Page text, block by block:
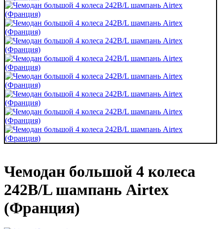
Чемодан большой 4 колеса
242B/L шампань Airtex
(Франция)